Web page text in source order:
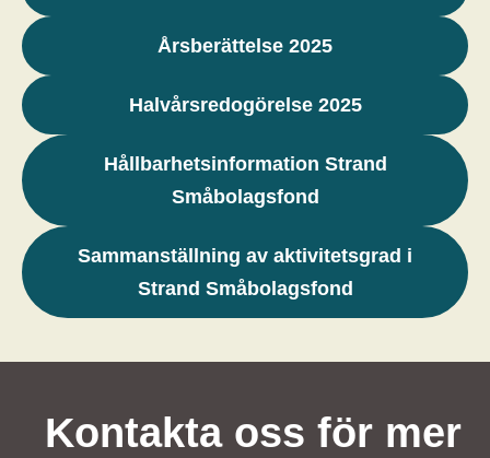
Årsberättelse 2025
Halvårsredogörelse 2025
Hållbarhetsinformation Strand
Småbolagsfond
Sammanställning av aktivitetsgrad i
Strand Småbolagsfond
Kontakta oss för mer